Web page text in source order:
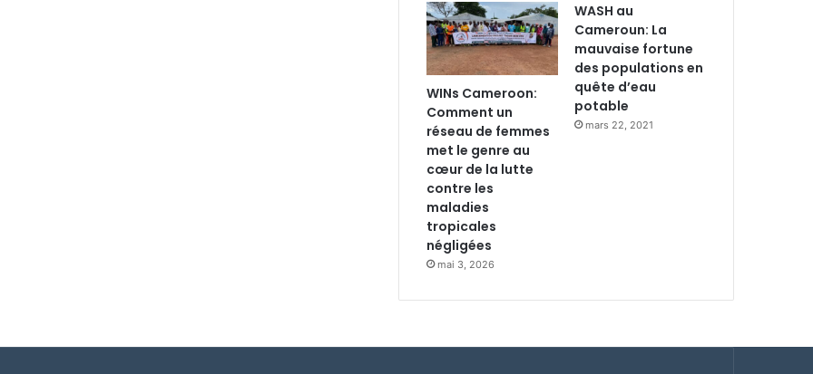
WINs Cameroon:
Comment un
réseau de femmes
met le genre au
cœur de la lutte
contre les
maladies
tropicales
négligées
mai 3, 2026
WASH au
Cameroun: La
mauvaise fortune
des populations en
quête d’eau
potable
mars 22, 2021